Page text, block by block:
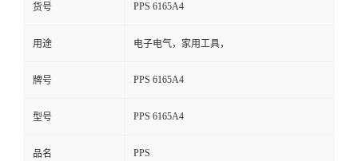
货号 PPS 6165A4
用途 电子电气，家用工具，
牌号 PPS 6165A4
型号 PPS 6165A4
品名 PPS